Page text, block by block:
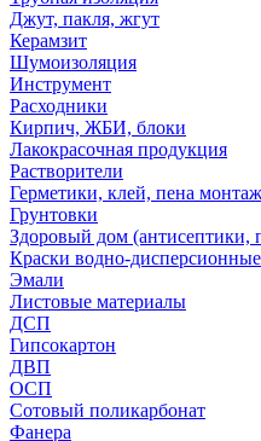
Джут, пакля, жгут
Керамзит
Шумоизоляция
Инструмент
Расходники
Кирпич, ЖБИ, блоки
Лакокрасочная продукция
Растворители
Герметики, клей, пена
Грунтовки
Здоровый дом (антисептики,
Краски водно-дисперсионные
Эмали
Листовые материалы
ДСП
Гипсокартон
ДВП
ОСП
Сотовый поликарбонат
Фанера